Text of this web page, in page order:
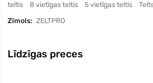
teltis
8 vietīgas teltis 5 vietīgas teltis
Zīmols: ZELTPRO
Līdzīgas preces